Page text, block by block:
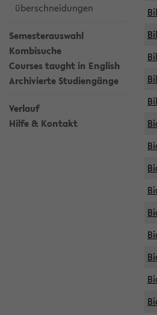
überschneidungen
Semesterauswahl
Kombisuche
Courses taught in English
Archivierte Studiengänge
Verlauf
Hilfe & Kontakt